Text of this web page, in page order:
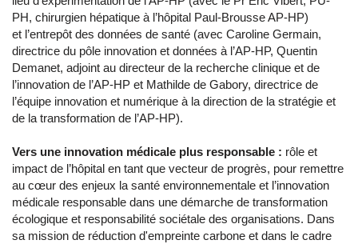
PH, chirurgien hépatique à l’hôpital Paul-Brousse AP-HP)
et l’entrepôt des données de santé (avec Caroline Germain,
directrice du pôle innovation et données à l’AP-HP, Quentin
Demanet, adjoint au directeur de la recherche clinique et de
l’innovation de l’AP-HP et Mathilde de Gabory, directrice de
l’équipe innovation et numérique à la direction de la stratégie et
de la transformation de l’AP-HP).
Vers une innovation médicale plus responsable : rôle et
impact de l’hôpital en tant que vecteur de progrès, pour remettre
au cœur des enjeux la santé environnementale et l’innovation
médicale responsable dans une démarche de transformation
écologique et responsabilité sociétale des organisations. Dans
sa mission de réduction d'empreinte carbone et dans le cadre